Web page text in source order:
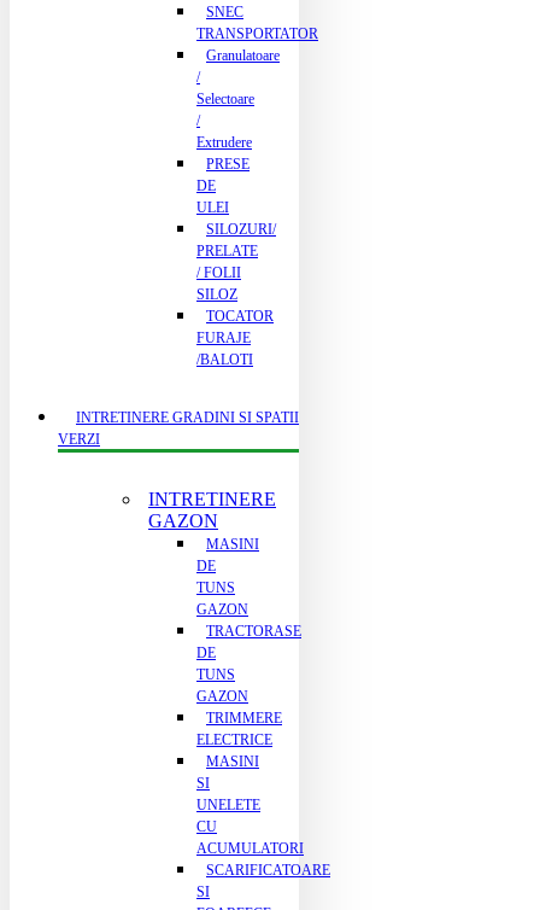
SNEC
TRANSPORTATOR
Granulatoare
/
Selectoare
/
Extrudere
PRESE
DE
ULEI
SILOZURI/
PRELATE
/ FOLII
SILOZ
TOCATOR
FURAJE
/BALOTI
INTRETINERE GRADINI SI SPATII
VERZI
INTRETINERE
GAZON
MASINI
DE
TUNS
GAZON
TRACTORASE
DE
TUNS
GAZON
TRIMMERE
ELECTRICE
MASINI
SI
UNELETE
CU
ACUMULATORI
SCARIFICATOARE
SI